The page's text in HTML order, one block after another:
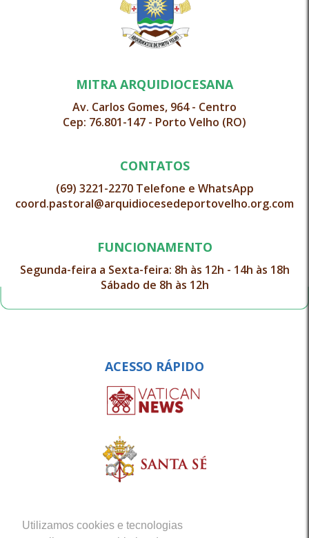
Utilizamos cookies e tecnologias
MITRA ARQUIDIOCESANA
Av. Carlos Gomes, 964 - Centro
Cep: 76.801-147 - Porto Velho (RO)
CONTATOS
(69) 3221-2270 Telefone e WhatsApp
coord.pastoral@arquidiocesedeportovelho.org.com
FUNCIONAMENTO
Segunda-feira a Sexta-feira: 8h às 12h - 14h às 18h
Sábado de 8h às 12h
ACESSO RÁPIDO